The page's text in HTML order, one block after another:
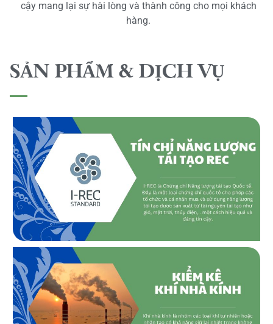
cậy mang lại sự hài lòng và thành công cho mọi khách
hàng.
SẢN PHẨM & DỊCH VỤ